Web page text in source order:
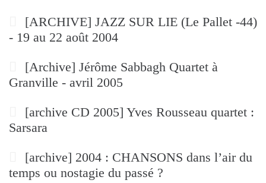
[ARCHIVE] JAZZ SUR LIE (Le Pallet -44)
- 19 au 22 août 2004
[Archive] Jérôme Sabbagh Quartet à
Granville - avril 2005
[archive CD 2005] Yves Rousseau quartet :
Sarsara
[archive] 2004 : CHANSONS dans l’air du
temps ou nostagie du passé ?